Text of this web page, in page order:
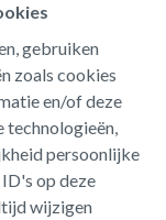
gebruiken
zoals cookies
en/of deze
technologieën,
persoonlijke
op deze
wijzigen